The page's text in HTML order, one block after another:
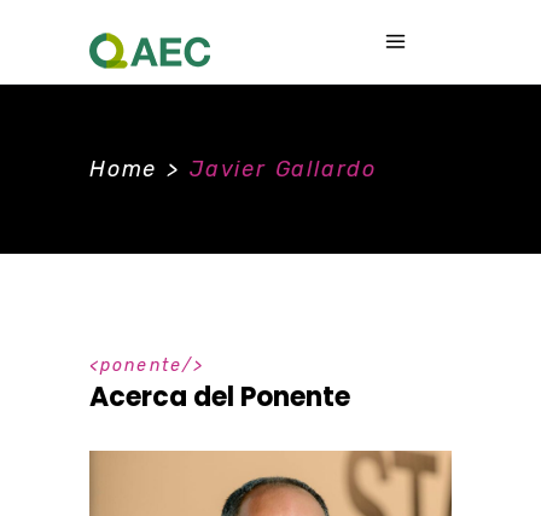
Home > Javier Gallardo
ponente
Acerca del Ponente